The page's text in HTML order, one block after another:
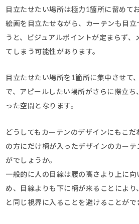
目立たせたい場所は極力1箇所に留めて
絵画を目立たせながら、カーテンも目立
うと、ビジュアルポイントが定まらず、
てしまう可能性があります。
目立たせたい場所を1箇所に集中させて
で、アピールしたい場所がさらに際立ち
った空間となります。
どうしてもカーテンのデザインにもこだ
の方にだけ柄が入ったデザインのカー
がでしょうか。
一般的に人の目線は腰の高さより上に
め、目線よりも下に柄が来ることによ
と同じ視界に入ることを避けることがで